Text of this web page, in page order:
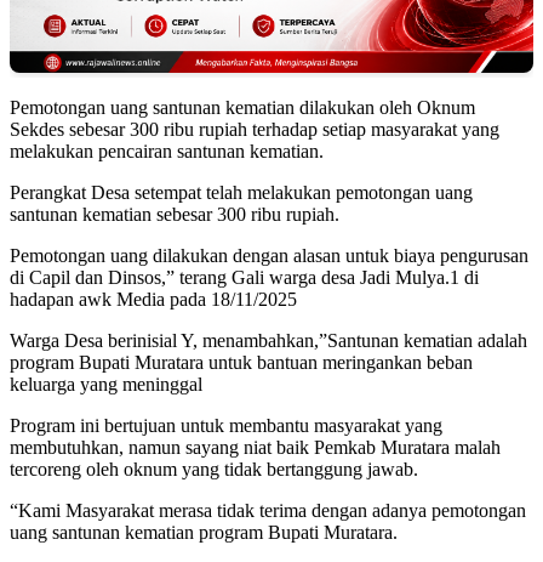
Pemotongan uang santunan kematian dilakukan oleh Oknum
Sekdes sebesar 300 ribu rupiah terhadap setiap masyarakat yang
melakukan pencairan santunan kematian.
Perangkat Desa setempat telah melakukan pemotongan uang
santunan kematian sebesar 300 ribu rupiah.
Pemotongan uang dilakukan dengan alasan untuk biaya pengurusan
di Capil dan Dinsos,” terang Gali warga desa Jadi Mulya.1 di
hadapan awk Media pada 18/11/2025
Warga Desa berinisial Y, menambahkan,”Santunan kematian adalah
program Bupati Muratara untuk bantuan meringankan beban
keluarga yang meninggal
Program ini bertujuan untuk membantu masyarakat yang
membutuhkan, namun sayang niat baik Pemkab Muratara malah
tercoreng oleh oknum yang tidak bertanggung jawab.
“Kami Masyarakat merasa tidak terima dengan adanya pemotongan
uang santunan kematian program Bupati Muratara.